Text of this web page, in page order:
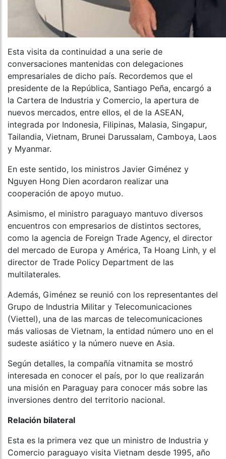
Esta visita da continuidad a una serie de
conversaciones mantenidas con delegaciones
empresariales de dicho país. Recordemos que el
presidente de la República, Santiago Peña, encargó a
la Cartera de Industria y Comercio, la apertura de
nuevos mercados, entre ellos, el de la ASEAN,
integrada por Indonesia, Filipinas, Malasia, Singapur,
Tailandia, Vietnam, Brunei Darussalam, Camboya, Laos
y Myanmar.
En este sentido, los ministros Javier Giménez y
Nguyen Hong Dien acordaron realizar una
cooperación de apoyo mutuo.
Asimismo, el ministro paraguayo mantuvo diversos
encuentros con empresarios de distintos sectores,
como la agencia de Foreign Trade Agency, el director
del mercado de Europa y América, Ta Hoang Linh, y el
director de Trade Policy Department de las
multilaterales.
Además, Giménez se reunió con los representantes del
Grupo de Industria Militar y Telecomunicaciones
(Viettel), una de las marcas de telecomunicaciones
más valiosas de Vietnam, la entidad número uno en el
sudeste asiático y la número nueve en Asia.
Según detalles, la compañía vitnamita se mostró
interesada en conocer el país, por lo que realizarán
una misión en Paraguay para conocer más sobre las
inversiones dentro del territorio nacional.
Relación bilateral
Esta es la primera vez que un ministro de Industria y
Comercio paraguayo visita Vietnam desde 1995, año